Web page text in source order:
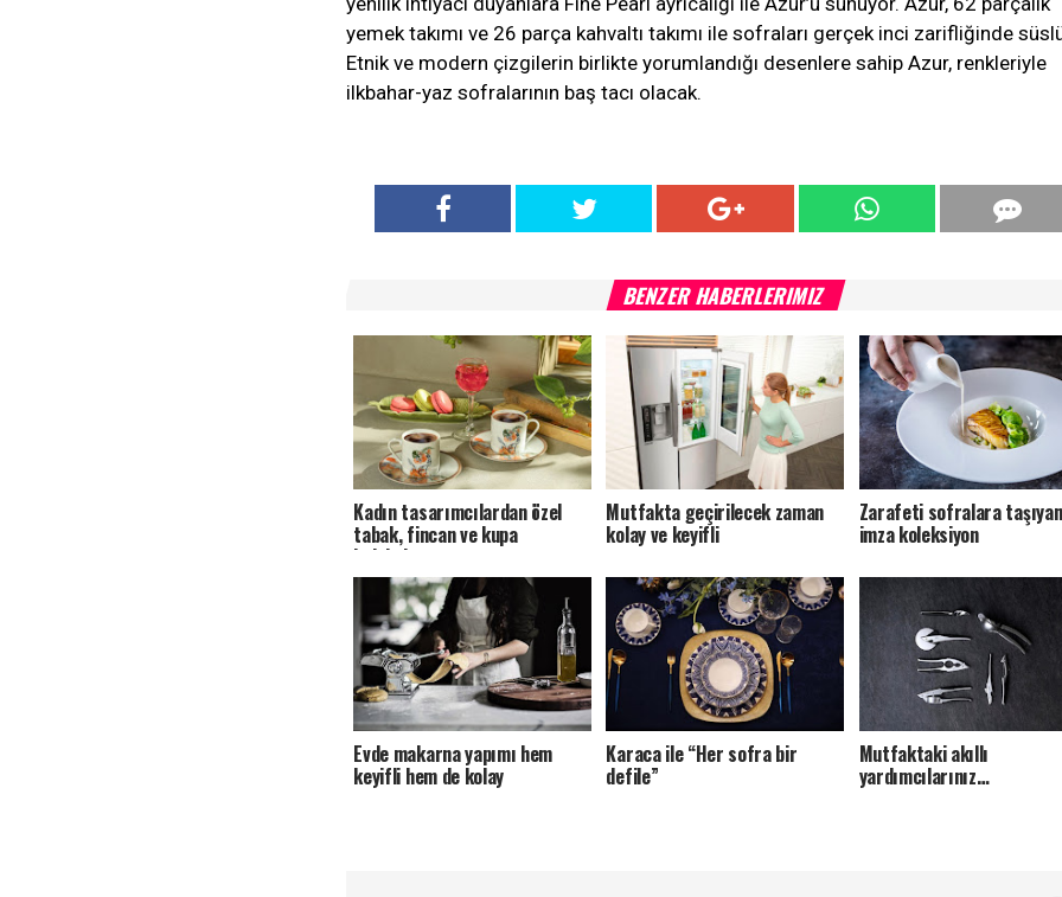
yemek takımı ve 26 parça kahvaltı takımı ile sofraları gerçek inci zarifliğinde
Etnik ve modern çizgilerin birlikte yorumlandığı desenlere sahip Azur, renkleriyle
ilkbahar-yaz sofralarının baş tacı olacak.
BENZER HABERLERIMIZ
Kadın tasarımcılardan özel
tabak, fincan ve kupa
koleksiyonu
Mutfakta geçirilecek zaman
kolay ve keyifli
Zarafeti sofralara taşıyan
imza koleksiyon
Evde makarna yapımı hem
keyifli hem de kolay
Karaca ile “Her sofra bir
defile”
Mutfaktaki akıllı
yardımcılarınız…